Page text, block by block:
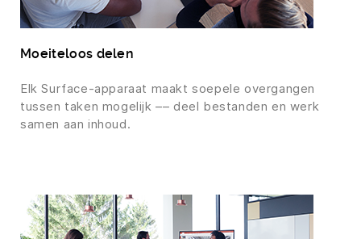
Moeiteloos delen
Elk Surface-apparaat maakt soepele overgangen
tussen taken mogelijk –– deel bestanden en werk
samen aan inhoud.